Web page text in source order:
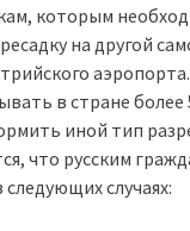
которым
на другой
в стране более
иной тип
что русским
случаях: